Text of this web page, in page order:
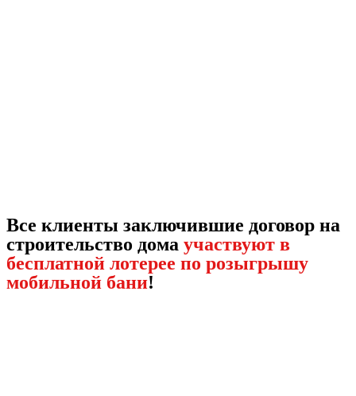
Все клиенты заключившие договор на
строительство дома участвуют в
бесплатной лотерее по розыгрышу
мобильной бани!